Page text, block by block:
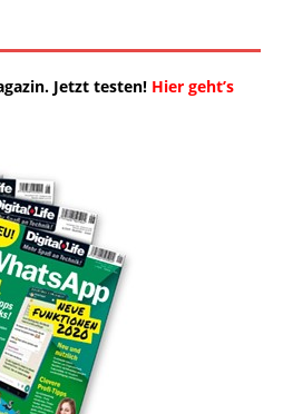
Jetzt testen! Hier geht’s